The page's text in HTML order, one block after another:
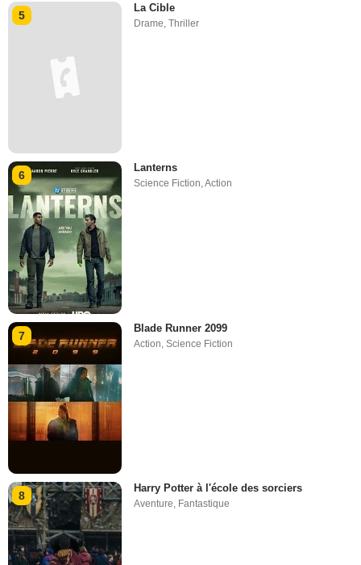
5
La Cible
Drame,Thriller
6
Lanterns
Science Fiction,Action
7
Blade Runner 2099
Action ,Science Fiction
8
Harry Potter à l'école des sorciers
Aventure, Fantastique